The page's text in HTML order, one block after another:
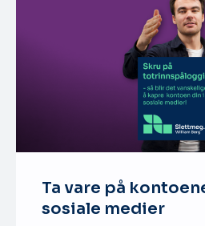
Ta vare på
sosiale medier